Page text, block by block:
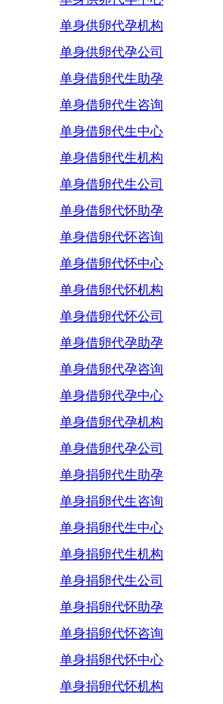
单身供卵代孕机构
单身供卵代孕公司
单身借卵代生助孕
单身借卵代生咨询
单身借卵代生中心
单身借卵代生机构
单身借卵代生公司
单身借卵代怀助孕
单身借卵代怀咨询
单身借卵代怀中心
单身借卵代怀机构
单身借卵代怀公司
单身借卵代孕助孕
单身借卵代孕咨询
单身借卵代孕中心
单身借卵代孕机构
单身借卵代孕公司
单身捐卵代生助孕
单身捐卵代生咨询
单身捐卵代生中心
单身捐卵代生机构
单身捐卵代生公司
单身捐卵代怀助孕
单身捐卵代怀咨询
单身捐卵代怀中心
单身捐卵代怀机构